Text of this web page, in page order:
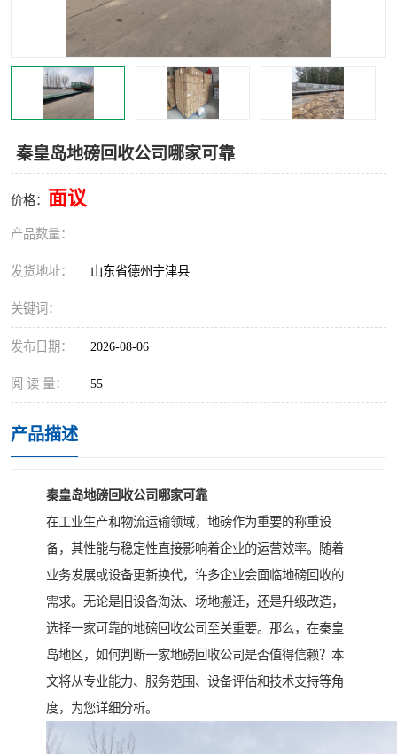
秦皇岛地磅回收公司哪家可靠
价格： 面议
产品数量：
发货地址： 山东省德州宁津县
关键词：
发布日期： 2026-08-06
阅 读 量： 55
产品描述
秦皇岛地磅回收公司哪家可靠
在工业生产和物流运输领域，地磅作为重要的称重设
备，其性能与稳定性直接影响着企业的运营效率。随着
业务发展或设备更新换代，许多企业会面临地磅回收的
需求。无论是旧设备淘汰、场地搬迁，还是升级改造，
选择一家可靠的地磅回收公司至关重要。那么，在秦皇
岛地区，如何判断一家地磅回收公司是否值得信赖？本
文将从专业能力、服务范围、设备评估和技术支持等角
度，为您详细分析。
塑料撕碎机 金属撕碎机